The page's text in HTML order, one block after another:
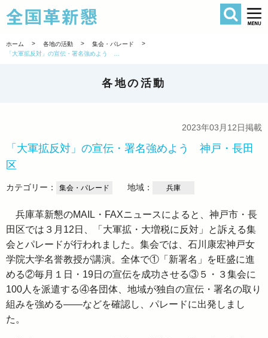
全国革新懇
検索
ホーム > 各地の活動 > 集会・パレード
>
各地の活動
2023年03月12日掲載
「大軍拡反対」の宣伝・署名強めよう 神戸・長田
区
カテゴリー： 集会・パレード 地域： 兵庫
兵庫革新懇のMAIL・FAXニュースによると、神戸市・長
田区では３月12日、「大軍拡・大増税に反対」と訴える集
会とパレードが行われました。集会では、石川康宏神戸女
学院大学名誉教授が講演。全体で①「新署名」を旺盛に進
める②毎月１日・19日の宣伝を成功させる③５・３集会に
100人を派遣する④各団体、地域が独自の宣伝・署名の取り
組みを強める――などを確認し、パレードに出発しまし
た。